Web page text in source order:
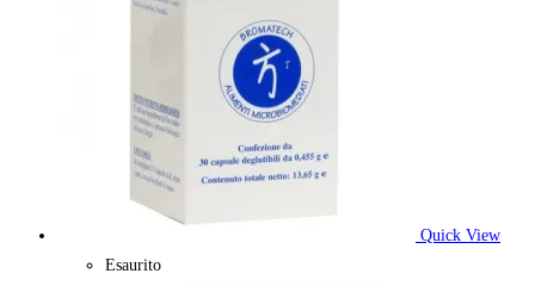
Quick View
Esaurito